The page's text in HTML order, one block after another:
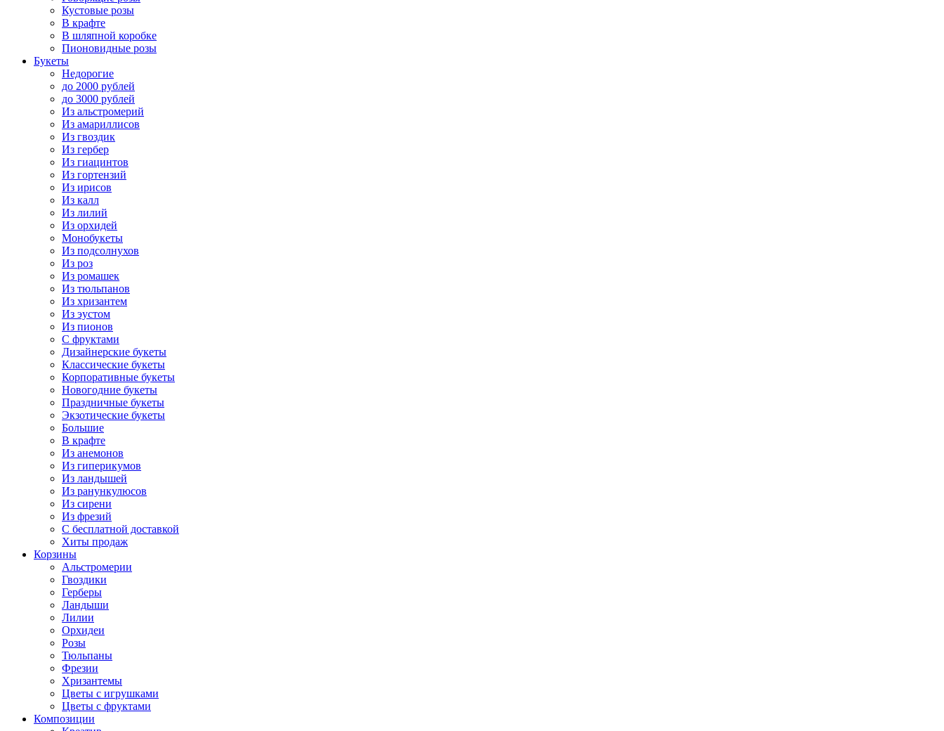
Кустовые розы
В крафте
В шляпной коробке
Пионовидные розы
Букеты
Недорогие
до 2000 рублей
до 3000 рублей
Из альстромерий
Из амариллисов
Из гвоздик
Из гербер
Из гиацинтов
Из гортензий
Из ирисов
Из калл
Из лилий
Из орхидей
Монобукеты
Из подсолнухов
Из роз
Из ромашек
Из тюльпанов
Из хризантем
Из эустом
Из пионов
С фруктами
Дизайнерские букеты
Классические букеты
Корпоративные букеты
Новогодние букеты
Праздничные букеты
Экзотические букеты
Большие
В крафте
Из анемонов
Из гиперикумов
Из ландышей
Из ранункулюсов
Из сирени
Из фрезий
С бесплатной доставкой
Хиты продаж
Корзины
Альстромерии
Гвоздики
Герберы
Ландыши
Лилии
Орхидеи
Розы
Тюльпаны
Фрезии
Хризантемы
Цветы с игрушками
Цветы с фруктами
Композиции